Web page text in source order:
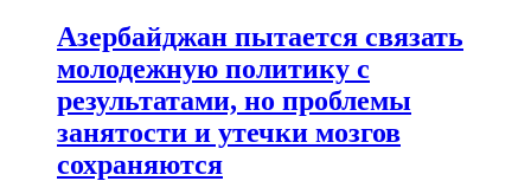
Азербайджан пытается связать
молодежную политику с
результатами, но проблемы
занятости и утечки мозгов
сохраняются